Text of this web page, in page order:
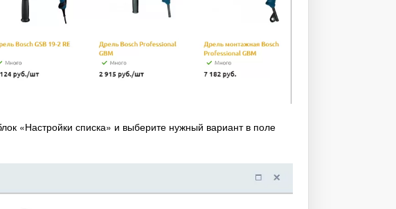
«Настройки списка» и выберите нужный вариант в поле